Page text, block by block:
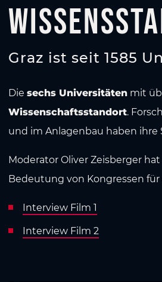
Graz ist seit 1585
Die sechs Universitäten mit
Wissenschaftsstandort.
und im Anlagenbau haben ihre
Moderator Oliver Zeisberger
Bedeutung von Kongressen
Interview Film 1
Interview Film 2